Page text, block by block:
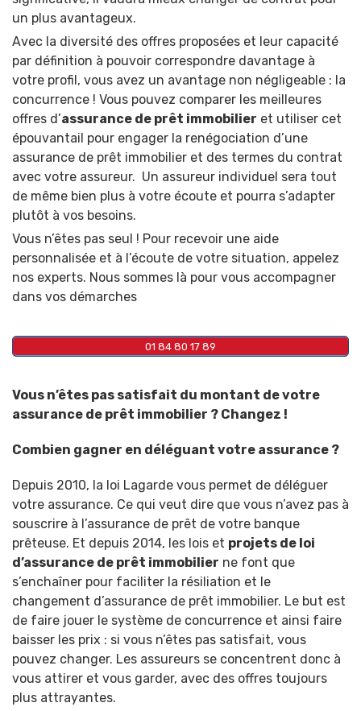
un plus avantageux.
Avec la diversité des offres proposées et leur capacité
par définition à pouvoir correspondre davantage à
votre profil, vous avez un avantage non négligeable : la
concurrence ! Vous pouvez comparer les meilleures
offres d’assurance de prêt immobilier et utiliser cet
épouvantail pour engager la renégociation d’une
assurance de prêt immobilier et des termes du contrat
avec votre assureur. Un assureur individuel sera tout
de même bien plus à votre écoute et pourra s’adapter
plutôt à vos besoins.
Vous n’êtes pas seul ! Pour recevoir une aide
personnalisée et à l’écoute de votre situation, appelez
nos experts. Nous sommes là pour vous accompagner
dans vos démarches
01 84 80 17 89
Vous n’êtes pas satisfait du montant de votre
assurance de prêt immobilier ? Changez !
Combien gagner en déléguant votre assurance ?
Depuis 2010, la loi Lagarde vous permet de déléguer
votre assurance. Ce qui veut dire que vous n’avez pas à
souscrire à l’assurance de prêt de votre banque
prêteuse. Et depuis 2014, les lois et projets de loi
d’assurance de prêt immobilier ne font que
s’enchaîner pour faciliter la résiliation et le
changement d’assurance de prêt immobilier. Le but est
de faire jouer le système de concurrence et ainsi faire
baisser les prix : si vous n’êtes pas satisfait, vous
pouvez changer. Les assureurs se concentrent donc à
vous attirer et vous garder, avec des offres toujours
plus attrayantes.